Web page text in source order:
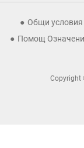
Общи условия
Помощ
Copyright